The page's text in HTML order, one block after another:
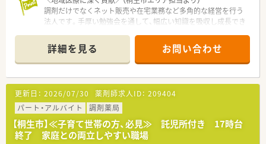
薬指導やお薬の説明を行います。
■これからの地域医療において必要不可欠となる、在宅医療に関
調剤だけでなくネット販売や在宅業務など多角的な経営を行う
法人です。手厚い勉強会を通して、幅広い知識を吸収し成長でき
＊------------------------------------------＊
【店舗情報と応需状況について】
■群馬県桐生市に位置するこちらの薬局は、最寄り駅の岩宿駅や
相老駅から車で7分ほどの場所にございます。
■近隣のクリニックから呼吸器科や内科、消化器科の処方箋を1
日あたり約80枚ほど応需している店舗です。
■医薬品の採用品目数は約800品目となっており、様々な処方に
触れながら調剤スキルを磨くことができます。
詳細を見る お問い合わせ
更新日： 2026/07/30 薬剤師求人ID： 209404
パート・アルバイト
調剤薬局
【桐生市】≪子育て世帯の方、必見≫ 託児所付き 17時台
終了 家庭との両立しやすい職場